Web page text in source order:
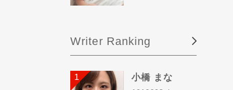
Writer Ranking
小橋 まな